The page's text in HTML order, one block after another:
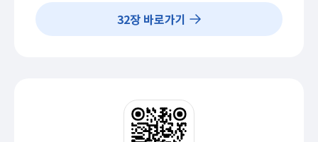
32장 바로가기